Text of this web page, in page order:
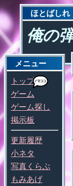
ほとばしれ
俺の
メニュー
トップ
ゲーム
ゲーム探し
掲示板
更新履歴
小ネタ
写真くらぶ
もみあげ